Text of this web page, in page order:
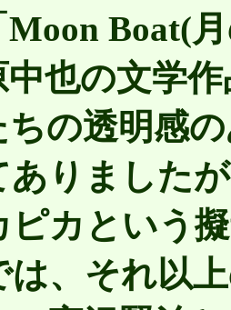
Boat(
也の文学
の透明感
ありました
ピカという
は、それ以